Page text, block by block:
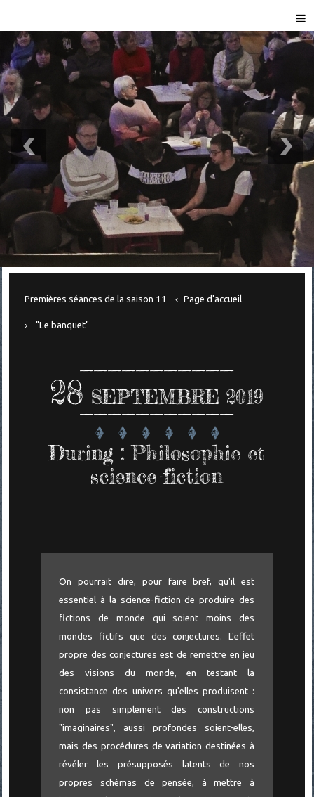
Premières séances de la saison 11 Page d'accueil
"Le banquet"
28 SEPTEMBRE 2019
During : Philosophie et
science-fiction
On pourrait dire, pour faire bref, qu'il est
essentiel à la science-fiction de produire des
fictions de monde qui soient moins des
mondes fictifs que des conjectures. L'effet
propre des conjectures est de remettre en jeu
des visions du monde, en testant la
consistance des univers qu'elles produisent :
non pas simplement des constructions
"imaginaires", aussi profondes soient-elles,
mais des procédures de variation destinées à
révéler les présupposés latents de nos
propres schémas de pensée, à mettre à